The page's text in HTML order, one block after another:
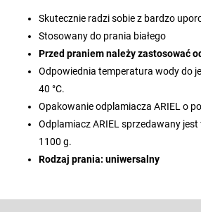
Skutecznie radzi sobie z bardzo
Stosowany do prania białego
Przed praniem należy zastosować
Odpowiednia temperatura wody do
40 °C.
Opakowanie odplamiacza ARIEL o
Odplamiacz ARIEL sprzedawany
1100 g.
Rodzaj prania: uniwersalny